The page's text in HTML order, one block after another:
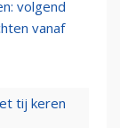
volgend
vanaf
tij keren